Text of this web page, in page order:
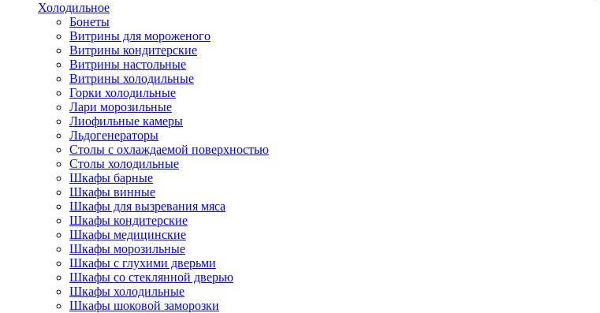
Холодильное
Бонеты
Витрины для мороженого
Витрины кондитерские
Витрины настольные
Витрины холодильные
Горки холодильные
Лари морозильные
Лиофильные камеры
Льдогенераторы
Столы с охлаждаемой поверхностью
Столы холодильные
Шкафы барные
Шкафы винные
Шкафы для вызревания мяса
Шкафы кондитерские
Шкафы медицинские
Шкафы морозильные
Шкафы с глухими дверьми
Шкафы со стеклянной дверью
Шкафы холодильные
Шкафы шоковой заморозки